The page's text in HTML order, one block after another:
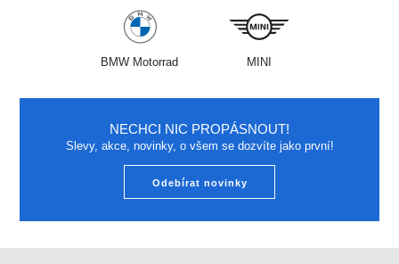
BMW Motorrad MINI
NECHCI NIC PROPÁSNOUT!
Slevy, akce, novinky, o všem se dozvíte jako první!
Odebírat novinky